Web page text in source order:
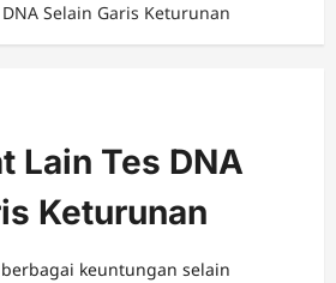
Selain Garis Keturunan
Lain Tes DNA
Keturunan
keuntungan selain